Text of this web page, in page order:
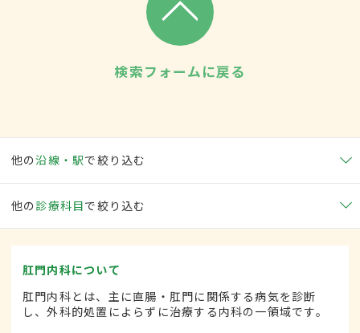
検索フォームに戻る
他の沿線・駅で絞り込む
他の 診療科目で絞り込む
肛門内科について
肛門内科とは、主に直腸・肛門に関係する病気を診断
し、外科的処置によらずに治療する内科の一領域です。